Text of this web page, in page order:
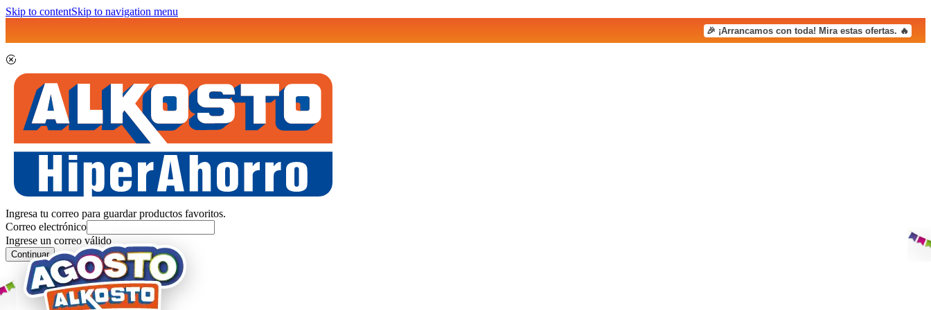
Skip to contentSkip to navigation menu
🎉 ¡Arrancamos con toda! Mira estas ofertas. 🔥
Ingresa tu correo para guardar productos favoritos.
Correo electrónico
Ingrese un correo válido
Continuar